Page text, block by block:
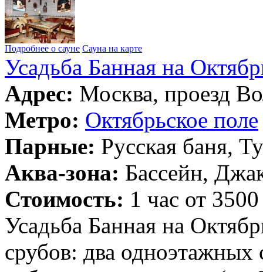
Подробнее о сауне Сауна на карте
Усадьба Банная на
Адрес: Москва, проезд
Метро: Октябрьское поле
Парные: Русская баня,
Аква-зона: Бассейн,
Стоимость: 1 час от
Усадьба Банная на
срубов: два одноэтажных